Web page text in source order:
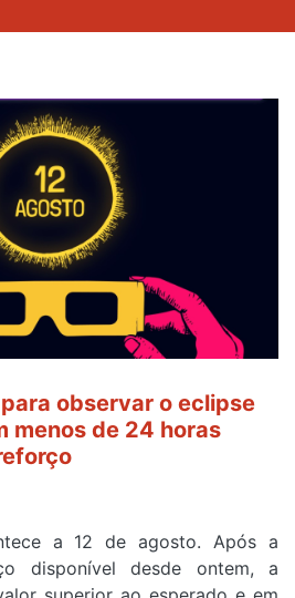
observar o eclipse
menos de 24 horas
a 12 de agosto. Após a
disponível desde ontem, a